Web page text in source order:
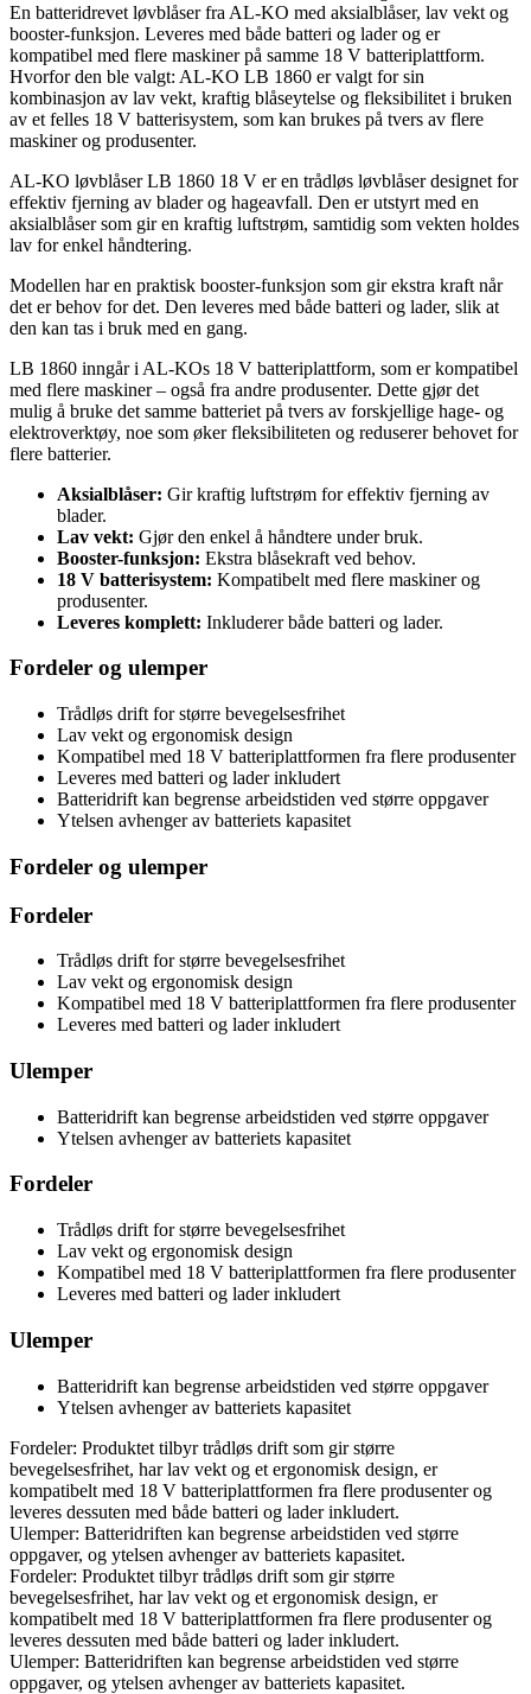
En batteridrevet løvblåser fra AL-KO med aksialblåser, lav vekt og
booster-funksjon. Leveres med både batteri og lader og er
kompatibel med flere maskiner på samme 18 V batteriplattform.
Hvorfor den ble valgt: AL-KO LB 1860 er valgt for sin
kombinasjon av lav vekt, kraftig blåseytelse og fleksibilitet i bruken
av et felles 18 V batterisystem, som kan brukes på tvers av flere
maskiner og produsenter.
AL-KO løvblåser LB 1860 18 V er en trådløs løvblåser designet for
effektiv fjerning av blader og hageavfall. Den er utstyrt med en
aksialblåser som gir en kraftig luftstrøm, samtidig som vekten holdes
lav for enkel håndtering.
Modellen har en praktisk booster-funksjon som gir ekstra kraft når
det er behov for det. Den leveres med både batteri og lader, slik at
den kan tas i bruk med en gang.
LB 1860 inngår i AL-KOs 18 V batteriplattform, som er kompatibel
med flere maskiner – også fra andre produsenter. Dette gjør det
mulig å bruke det samme batteriet på tvers av forskjellige hage- og
elektroverktøy, noe som øker fleksibiliteten og reduserer behovet for
flere batterier.
Aksialblåser: Gir kraftig luftstrøm for effektiv fjerning av
blader.
Lav vekt: Gjør den enkel å håndtere under bruk.
Booster-funksjon: Ekstra blåsekraft ved behov.
18 V batterisystem: Kompatibelt med flere maskiner og
produsenter.
Leveres komplett: Inkluderer både batteri og lader.
Fordeler og ulemper
Trådløs drift for større bevegelsesfrihet
Lav vekt og ergonomisk design
Kompatibel med 18 V batteriplattformen fra flere produsenter
Leveres med batteri og lader inkludert
Batteridrift kan begrense arbeidstiden ved større oppgaver
Ytelsen avhenger av batteriets kapasitet
Fordeler og ulemper
Fordeler
Trådløs drift for større bevegelsesfrihet
Lav vekt og ergonomisk design
Kompatibel med 18 V batteriplattformen fra flere produsenter
Leveres med batteri og lader inkludert
Ulemper
Batteridrift kan begrense arbeidstiden ved større oppgaver
Ytelsen avhenger av batteriets kapasitet
Fordeler
Trådløs drift for større bevegelsesfrihet
Lav vekt og ergonomisk design
Kompatibel med 18 V batteriplattformen fra flere produsenter
Leveres med batteri og lader inkludert
Ulemper
Batteridrift kan begrense arbeidstiden ved større oppgaver
Ytelsen avhenger av batteriets kapasitet
Fordeler: Produktet tilbyr trådløs drift som gir større
bevegelsesfrihet, har lav vekt og et ergonomisk design, er
kompatibelt med 18 V batteriplattformen fra flere produsenter og
leveres dessuten med både batteri og lader inkludert.
Ulemper: Batteridriften kan begrense arbeidstiden ved større
oppgaver, og ytelsen avhenger av batteriets kapasitet.
Fordeler: Produktet tilbyr trådløs drift som gir større
bevegelsesfrihet, har lav vekt og et ergonomisk design, er
kompatibelt med 18 V batteriplattformen fra flere produsenter og
leveres dessuten med både batteri og lader inkludert.
Ulemper: Batteridriften kan begrense arbeidstiden ved større
oppgaver, og ytelsen avhenger av batteriets kapasitet.